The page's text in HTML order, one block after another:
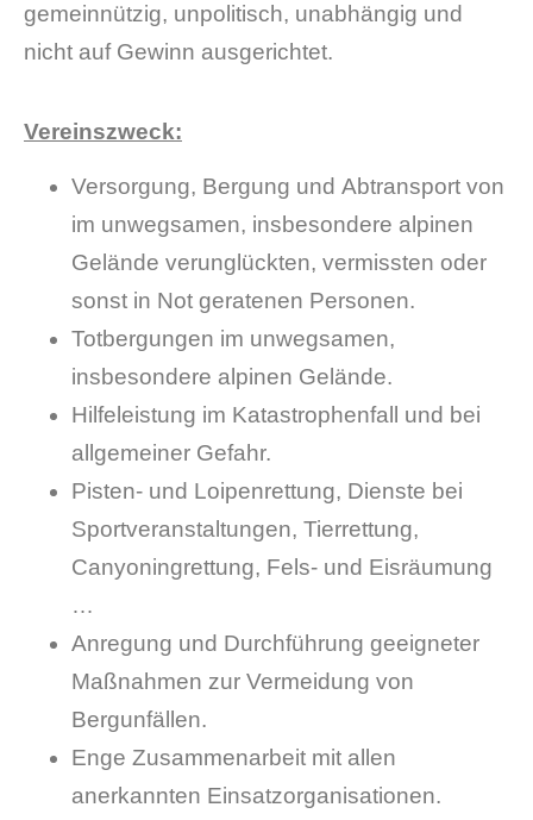
gemeinnützig, unpolitisch, unabhängig und
nicht auf Gewinn ausgerichtet.
Vereinszweck:
Versorgung, Bergung und Abtransport von
im unwegsamen, insbesondere alpinen
Gelände verunglückten, vermissten oder
sonst in Not geratenen Personen.
Totbergungen im unwegsamen,
insbesondere alpinen Gelände.
Hilfeleistung im Katastrophenfall und bei
allgemeiner Gefahr.
Pisten- und Loipenrettung, Dienste bei
Sportveranstaltungen, Tierrettung,
Canyoningrettung, Fels- und Eisräumung
…
Anregung und Durchführung geeigneter
Maßnahmen zur Vermeidung von
Bergunfällen.
Enge Zusammenarbeit mit allen
anerkannten Einsatzorganisationen.